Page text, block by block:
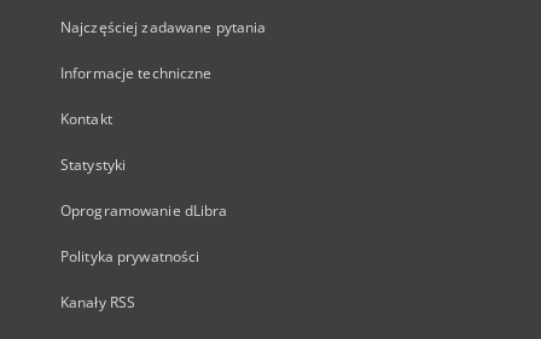
Najczęściej zadawane pytania
Informacje techniczne
Kontakt
Statystyki
Oprogramowanie dLibra
Polityka prywatności
Kanały RSS